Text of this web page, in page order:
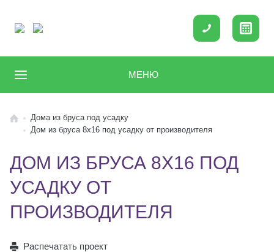
МЕНЮ
Дома из бруса под усадку
Дом из бруса 8х16 под усадку от производителя
ДОМ ИЗ БРУСА 8Х16 ПОД
УСАДКУ ОТ
ПРОИЗВОДИТЕЛЯ
Распечатать проект